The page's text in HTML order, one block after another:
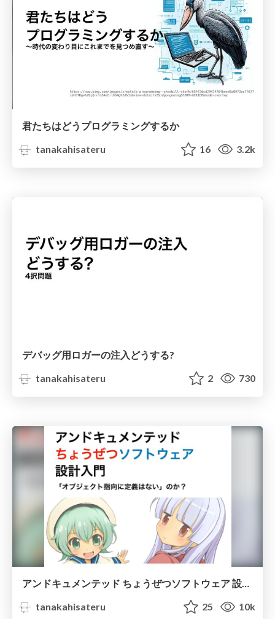
君たちはどうプログラミングするか
tanakahisateru
16 3.2k
デバッグ用ロガーの注入どうする?
tanakahisateru
2 730
アンドキュメンテッド ちょうぜつソフトウェア 設計入門 「オブジェクト指向に定義はない」のか？
tanakahisateru
25 10k